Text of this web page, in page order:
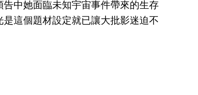
中她面臨未知宇宙事件帶來的生存
這個題材設定就已讓大批影迷迫不